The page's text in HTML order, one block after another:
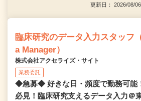
更新日： 2026/08/
臨床研究のデータ入力スタッフ
a Manager）
株式会社アクセライズ・サイト
業務委託
◆急募◆ 好きな日・頻度で勤務可能
必見！臨床研究支えるデータ入力＠